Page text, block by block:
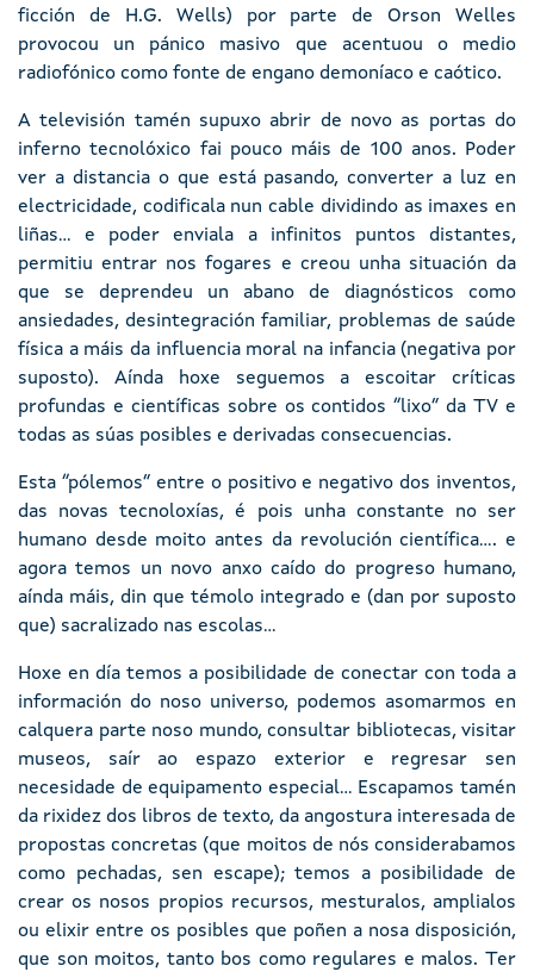
ficción de H.G. Wells) por parte de Orson Welles
provocou un pánico masivo que acentuou o medio
radiofónico como fonte de engano demoníaco e caótico.
A televisión tamén supuxo abrir de novo as portas do
inferno tecnolóxico fai pouco máis de 100 anos. Poder
ver a distancia o que está pasando, converter a luz en
electricidade, codificala nun cable dividindo as imaxes en
liñas... e poder enviala a infinitos puntos distantes,
permitiu entrar nos fogares e creou unha situación da
que se deprendeu un abano de diagnósticos como
ansiedades, desintegración familiar, problemas de saúde
física a máis da influencia moral na infancia (negativa por
suposto). Aínda hoxe seguemos a escoitar críticas
profundas e científicas sobre os contidos “lixo” da TV e
todas as súas posibles e derivadas consecuencias.
Esta “pólemos” entre o positivo e negativo dos inventos,
das novas tecnoloxías, é pois unha constante no ser
humano desde moito antes da revolución científica.... e
agora temos un novo anxo caído do progreso humano,
aínda máis, din que témolo integrado e (dan por suposto
que) sacralizado nas escolas...
Hoxe en día temos a posibilidade de conectar con toda a
información do noso universo, podemos asomarmos en
calquera parte noso mundo, consultar bibliotecas, visitar
museos, saír ao espazo exterior e regresar sen
necesidade de equipamento especial... Escapamos tamén
da rixidez dos libros de texto, da angostura interesada de
propostas concretas (que moitos de nós considerabamos
como pechadas, sen escape); temos a posibilidade de
crear os nosos propios recursos, mesturalos, amplialos
ou elixir entre os posibles que poñen a nosa disposición,
que son moitos, tanto bos como regulares e malos. Ter